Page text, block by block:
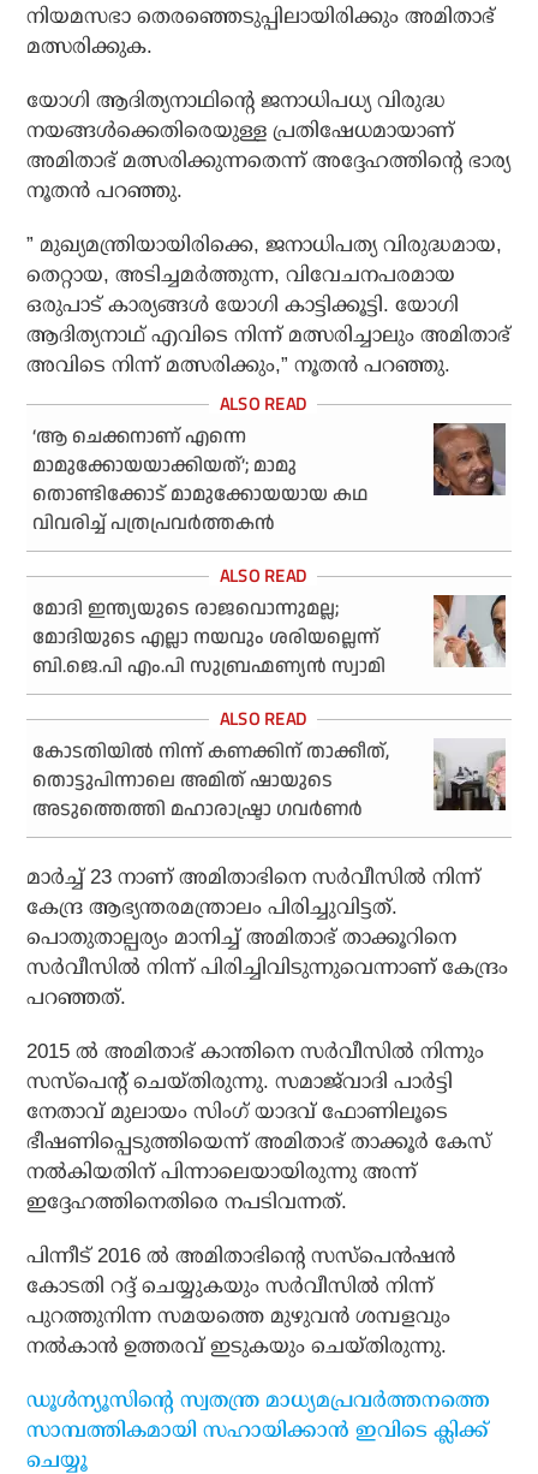
നിയമസഭാ തെരഞ്ഞെടുപ്പിലായിരിക്കും അമിതാഭ്
മത്സരിക്കുക.
യോഗി ആദിത്യനാഥിന്റെ ജനാധിപധ്യ വിരുദ്ധ
നയങ്ങള്‍ക്കെതിരെയുള്ള പ്രതിഷേധമായാണ്
അമിതാഭ് മത്സരിക്കുന്നതെന്ന് അദ്ദേഹത്തിന്റെ ഭാര്യ
നൂതന്‍ പറഞ്ഞു.
” മുഖ്യമന്ത്രിയായിരിക്കെ, ജനാധിപത്യ വിരുദ്ധമായ,
തെറ്റായ, അടിച്ചമര്‍ത്തുന്ന, വിവേചനപരമായ
ഒരുപാട് കാര്യങ്ങള്‍ യോഗി കാട്ടിക്കൂട്ടി. യോഗി
ആദിത്യനാഥ് എവിടെ നിന്ന് മത്സരിച്ചാലും അമിതാഭ്
അവിടെ നിന്ന് മത്സരിക്കും,” നൂതന്‍ പറഞ്ഞു.
‘ആ ചെക്കനാണ് എന്നെ
മാമുക്കോയയാക്കിയത്’; മാമു
തൊണ്ടിക്കോട് മാമുക്കോയയായ കഥ
വിവരിച്ച് പത്രപ്രവര്‍ത്തകന്‍
മോദി ഇന്ത്യയുടെ രാജവൊന്നുമല്ല;
മോദിയുടെ എല്ലാ നയവും ശരിയല്ലെന്ന്
ബി.ജെ.പി എം.പി സുബ്രഹ്മണ്യന്‍ സ്വാമി
കോടതിയില്‍ നിന്ന് കണക്കിന് താക്കീത്,
തൊട്ടുപിന്നാലെ അമിത് ഷായുടെ
അടുത്തെത്തി മഹാരാഷ്ട്രാ ഗവര്‍ണര്‍
മാര്‍ച്ച് 23 നാണ് അമിതാഭിനെ സര്‍വീസില്‍ നിന്ന്
കേന്ദ്ര ആഭ്യന്തരമന്ത്രാലം പിരിച്ചുവിട്ടത്.
പൊതുതാല്പര്യം മാനിച്ച് അമിതാഭ് താക്കൂറിനെ
സര്‍വീസില്‍ നിന്ന് പിരിച്ചിവിടുന്നുവെന്നാണ് കേന്ദ്രം
പറഞ്ഞത്.
2015 ല്‍ അമിതാഭ് കാന്തിനെ സര്‍വീസില്‍ നിന്നും
സസ്‌പെന്റ് ചെയ്തിരുന്നു. സമാജ്‌വാദി പാര്‍ട്ടി
നേതാവ് മുലായം സിംഗ് യാദവ് ഫോണിലൂടെ
ഭീഷണിപ്പെടുത്തിയെന്ന് അമിതാഭ് താക്കൂര്‍ കേസ്
നല്‍കിയതിന് പിന്നാലെയായിരുന്നു അന്ന്
ഇദ്ദേഹത്തിനെതിരെ നപടിവന്നത്.
പിന്നീട് 2016 ല്‍ അമിതാഭിന്റെ സസ്‌പെന്‍ഷന്‍
കോടതി റദ്ദ് ചെയ്യുകയും സര്‍വീസില്‍ നിന്ന്
പുറത്തുനിന്ന സമയത്തെ മുഴുവന്‍ ശമ്പളവും
നല്‍കാന്‍ ഉത്തരവ് ഇടുകയും ചെയ്തിരുന്നു.
ഡൂള്‍ന്യൂസിന്റെ സ്വതന്ത്ര മാധ്യമപ്രവര്‍ത്തനത്തെ
സാമ്പത്തികമായി സഹായിക്കാന്‍ ഇവിടെ ക്ലിക്ക്
ചെയ്യൂ